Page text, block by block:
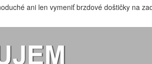
ani len vymeniť brzdové doštičky na